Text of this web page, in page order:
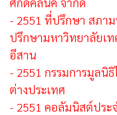
- 2551 ที่ปรึกษา สภา
ปรึกษามหาวิทยาลัยเ
อีสาน
- 2551 กรรมการมูลนิ
ต่างประเทศ
- 2551 คอลัมนิสต์ประ